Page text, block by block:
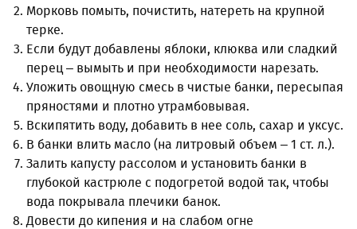
Морковь помыть, почистить, натереть на крупной
терке.
Если будут добавлены яблоки, клюква или сладкий
перец – вымыть и при необходимости нарезать.
Уложить овощную смесь в чистые банки, пересыпая
пряностями и плотно утрамбовывая.
Вскипятить воду, добавить в нее соль, сахар и уксус.
В банки влить масло (на литровый объем – 1 ст. л.).
Залить капусту рассолом и установить банки в
глубокой кастрюле с подогретой водой так, чтобы
вода покрывала плечики банок.
Довести до кипения и на слабом огне